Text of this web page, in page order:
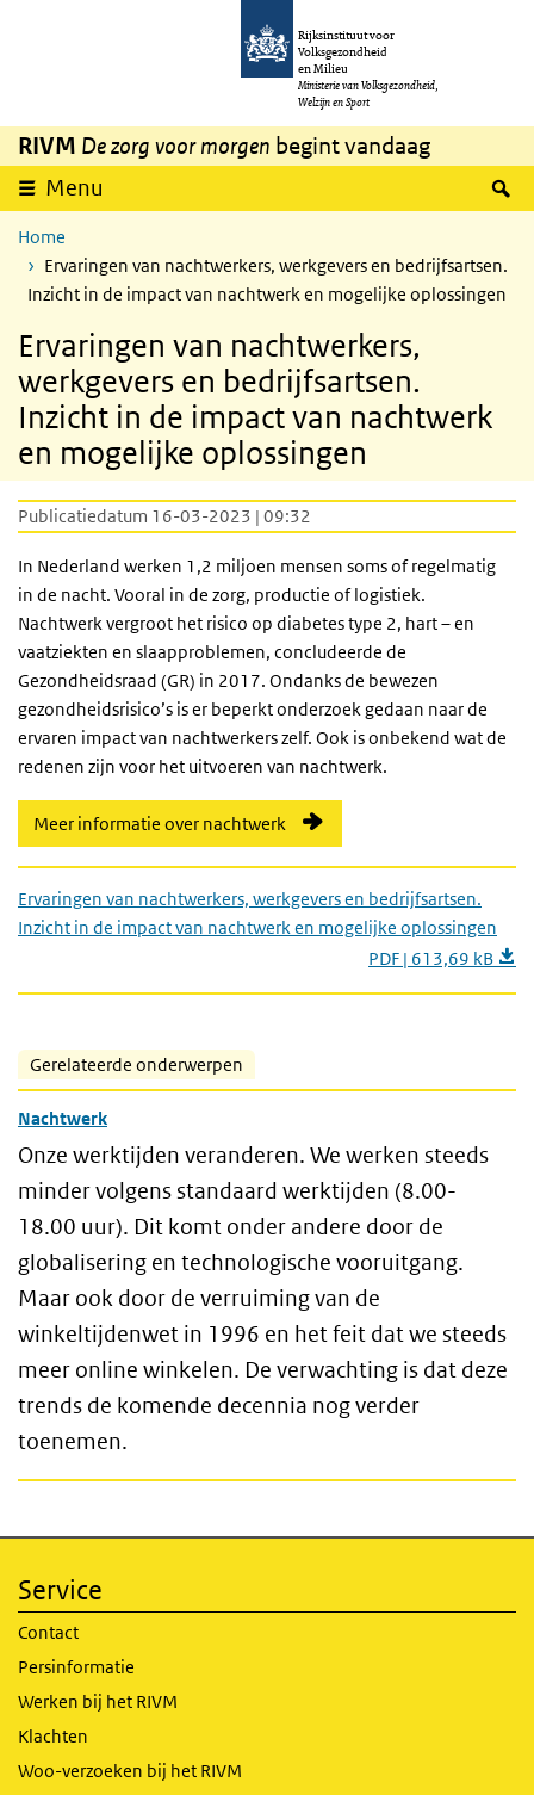
Overslaan en naar de inhoud gaan
Rijksinstituut voor
Volksgezondheid
en Milieu
Ministerie van Volksgezondheid,
Welzijn en Sport
RIVM De zorg voor morgen begint vandaag
Menu
Home
Ervaringen van nachtwerkers, werkgevers en bedrijfsartsen.
Inzicht in de impact van nachtwerk en mogelijke oplossingen
Ervaringen van nachtwerkers,
werkgevers en bedrijfsartsen.
Inzicht in de impact van nachtwerk
en mogelijke oplossingen
Publicatiedatum 16-03-2023 | 09:32
In Nederland werken 1,2 miljoen mensen soms of regelmatig
in de nacht. Vooral in de zorg, productie of logistiek.
Nachtwerk vergroot het risico op diabetes type 2, hart – en
vaatziekten en slaapproblemen, concludeerde de
Gezondheidsraad (GR) in 2017. Ondanks de bewezen
gezondheidsrisico’s is er beperkt onderzoek gedaan naar de
ervaren impact van nachtwerkers zelf. Ook is onbekend wat de
redenen zijn voor het uitvoeren van nachtwerk.
Meer informatie over nachtwerk
Ervaringen van nachtwerkers, werkgevers en bedrijfsartsen.
Inzicht in de impact van nachtwerk en mogelijke oplossingen
PDF | 613,69 kB
Gerelateerde onderwerpen
Nachtwerk
Onze werktijden veranderen. We werken steeds
minder volgens standaard werktijden (8.00-
18.00 uur). Dit komt onder andere door de
globalisering en technologische vooruitgang.
Maar ook door de verruiming van de
winkeltijdenwet in 1996 en het feit dat we steeds
meer online winkelen. De verwachting is dat deze
trends de komende decennia nog verder
toenemen.
Service
Contact
Persinformatie
Werken bij het RIVM
Klachten
Woo-verzoeken bij het RIVM